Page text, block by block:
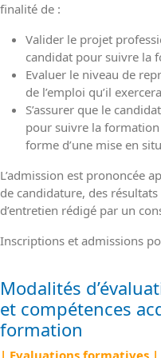
finalité de :
Valider le projet
candidat pour suivre la
Evaluer le niveau de
de l’emploi qu’il
S’assurer que le
pour suivre la
forme d’une mise en
L’admission est prononcée
de candidature, des
d’entretien rédigé par un
Inscriptions et admissions
Modalités
et compétences
formation
| Evaluations formatives |